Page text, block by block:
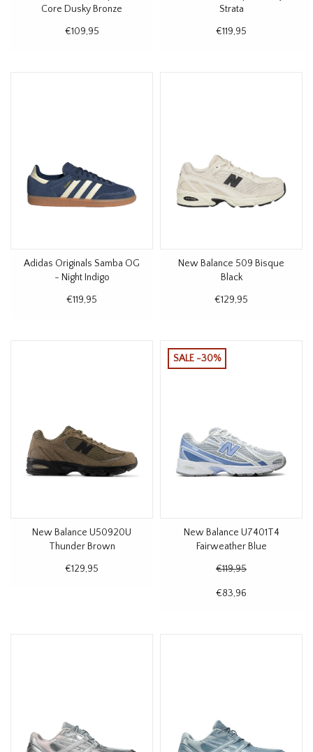
Core Dusky Bronze
€109,95
Strata
€119,95
Adidas Originals Samba OG
- Night Indigo
€119,95
New Balance 509 Bisque
Black
€129,95
New Balance U50920U
Thunder Brown
€129,95
SALE -30%
New Balance U7401T4
Fairweather Blue
€119,95
€83,96